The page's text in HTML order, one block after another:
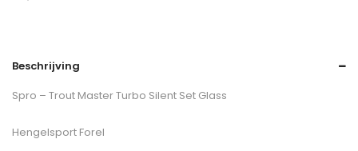
Beschrijving
Spro – Trout Master Turbo Silent Set Glass
Hengelsport Forel